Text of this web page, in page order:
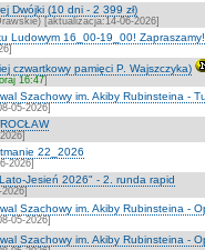
Dwójki (10 dni - 2 399 zł)
[aktualizacja:14-06-2026]
Ludowym 16_00-19_00! Zapraszamy!
czwartkowy pamięci P. Wajszczyka)
16:47]
Szachowy im. Akiby Rubinsteina -
05-2026]
22_2026
2026]
Jesień 2026" - 2. runda rapid
Szachowy im. Akiby Rubinsteina -
05-2026]
Szachowy im. Akiby Rubinsteina -